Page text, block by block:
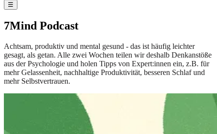
☰
7Mind Podcast
Achtsam, produktiv und mental gesund - das ist häufig leichter
gesagt, als getan. Alle zwei Wochen teilen wir deshalb Denkanstöße
aus der Psychologie und holen Tipps von Expert:innen ein, z.B. für
mehr Gelassenheit, nachhaltige Produktivität, besseren Schlaf und
mehr Selbstvertrauen.